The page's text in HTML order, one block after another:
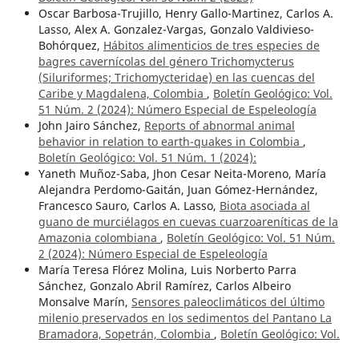
Oscar Barbosa-Trujillo, Henry Gallo-Martinez, Carlos A.
Lasso, Alex A. Gonzalez-Vargas, Gonzalo Valdivieso-
Bohórquez, Hábitos alimenticios de tres especies de
bagres cavernícolas del género Trichomycterus
(Siluriformes; Trichomycteridae) en las cuencas del
Caribe y Magdalena, Colombia , Boletín Geológico: Vol.
51 Núm. 2 (2024): Número Especial de Espeleología
John Jairo Sánchez, Reports of abnormal animal
behavior in relation to earth-quakes in Colombia ,
Boletín Geológico: Vol. 51 Núm. 1 (2024):
Yaneth Muñoz-Saba, Jhon Cesar Neita-Moreno, María
Alejandra Perdomo-Gaitán, Juan Gómez-Hernández,
Francesco Sauro, Carlos A. Lasso, Biota asociada al
guano de murciélagos en cuevas cuarzoareníticas de la
Amazonia colombiana , Boletín Geológico: Vol. 51 Núm.
2 (2024): Número Especial de Espeleología
María Teresa Flórez Molina, Luis Norberto Parra
Sánchez, Gonzalo Abril Ramírez, Carlos Albeiro
Monsalve Marín, Sensores paleoclimáticos del último
milenio preservados en los sedimentos del Pantano La
Bramadora, Sopetrán, Colombia , Boletín Geológico: Vol.